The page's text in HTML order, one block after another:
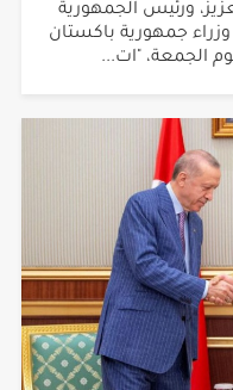
ورئيس الجمهورية
جمهورية باكستان
الجمعة، "ات...